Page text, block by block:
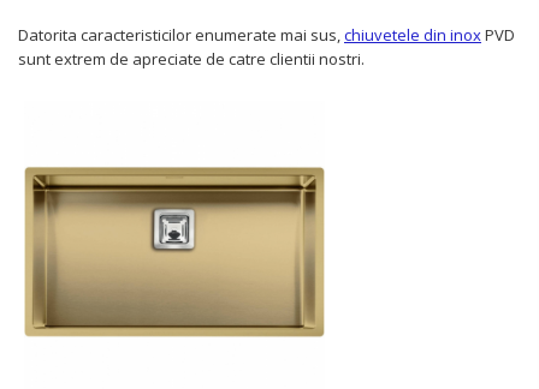
Datorita caracteristicilor enumerate mai sus,chiuvetele din inoxPVD
sunt extrem de apreciate de catre clientii nostri.